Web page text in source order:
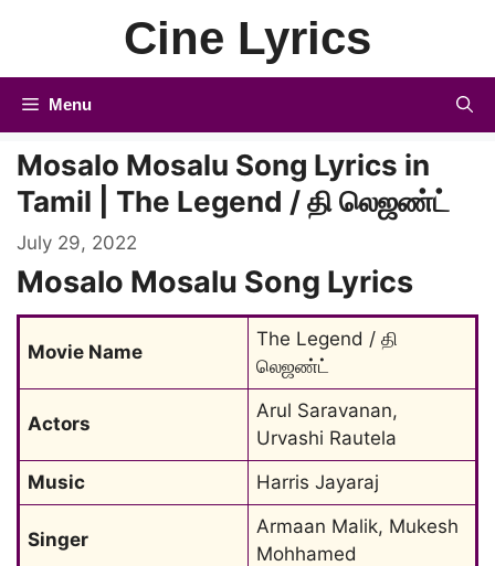
Cine Lyrics
Menu
Mosalo Mosalu Song Lyrics in
Tamil | The Legend / தி லெஜண்ட்
July 29, 2022
Mosalo Mosalu Song Lyrics
Movie Name
The Legend / தி
லெஜண்ட்
Actors
Arul Saravanan,
Urvashi Rautela
Music
Harris Jayaraj
Singer
Armaan Malik, Mukesh
Mohhamed